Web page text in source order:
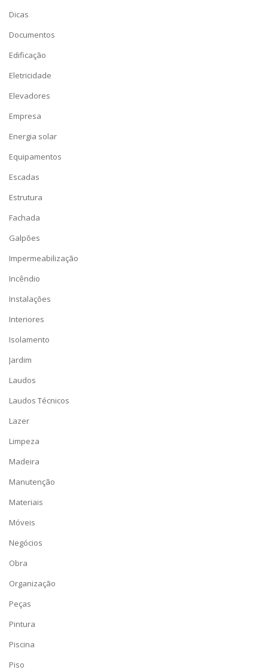
Dicas
Documentos
Edificação
Eletricidade
Elevadores
Empresa
Energia solar
Equipamentos
Escadas
Estrutura
Fachada
Galpões
Impermeabilização
Incêndio
Instalações
Interiores
Isolamento
Jardim
Laudos
Laudos Técnicos
Lazer
Limpeza
Madeira
Manutenção
Materiais
Móveis
Negócios
Obra
Organização
Peças
Pintura
Piscina
Piso